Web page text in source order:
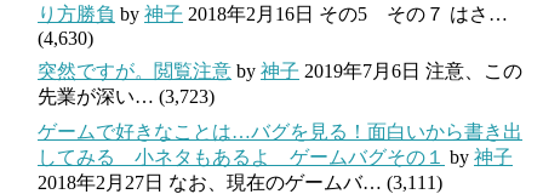
り方勝負 by 神子 2018年2月16日 その5 その７ はさ…
(4,630)
突然ですが。閲覧注意 by 神子 2019年7月6日 注意、この
先業が深い… (3,723)
ゲームで好きなことは…バグを見る！面白いから書き出
してみる 小ネタもあるよ ゲームバグその１
by 神子
2018年2月27日 なお、現在のゲームバ… (3,111)